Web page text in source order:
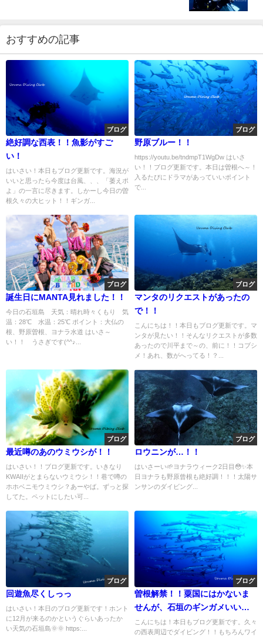
おすすめの記事
ブログ
絶好調な西表！！魚影がすご
い！
はいさい！本日もブログ更新です。海況が
いいと思ったら今度は台風、、、「萎えポ
よ」の一言に尽きます。しかーし今日の曽
根久々の大ヒット！！ギンガ...
ブログ
野原ブルー！！
https://youtu.be/tndmpT1WgDw はいさ
い！！ブログ更新です。本日は曽根へ～！
入るたびにドラマがあっていいポイント
で...
ブログ
誕生日にMANTA見れました！！
今日の石垣島 天気：晴れ時々くもり 気
温：28℃ 水温：25℃ ポイント：大仏の
根、野原曽根、ヨナラ水道 はいさ～
い！！ うさぎです(^^♪...
ブログ
マンタのリクエストがあったの
で！！
こんにちは！！本日もブログ更新です。マ
ンタが見たい！！そんなリクエストが多数
あったので川平まで～の、前に！！コブシ
メ！あれ、数がへってる！？...
ブログ
最近噂のあのウミウシが！！
はいさい！！ブログ更新です。いきなり
KWAIIがとまらないウミウシ！！巷で噂の
ホホベニモウミウシ？あーやば。ずっと探
してた。ペットにしたい可...
ブログ
ロウニンが…！！
はいさーい🌱ヨナラウィーク2日目😳✨本
日ヨナラも野原曾根も絶好調！！！太陽サ
ンサンのダイビング...
ブログ
回遊魚尽くしっっ
はいさい！本日のブログ更新です！ホント
に12月が来るのかというぐらいあったか
い天気の石垣島🌞🌞 https:...
ブログ
曽根解禁！！粟国にはかないま
せんが、石垣のギンガメいいで
しょう！？
こんにちは！本日もブログ更新です。久々
の西表周辺でダイビング！！もちろんワイ